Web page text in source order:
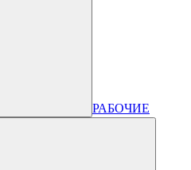
РАБОЧИЕ